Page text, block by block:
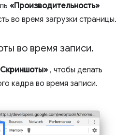
«Производительность»
во время загрузки страницы.
во время записи.
, чтобы делать
кадра во время записи.